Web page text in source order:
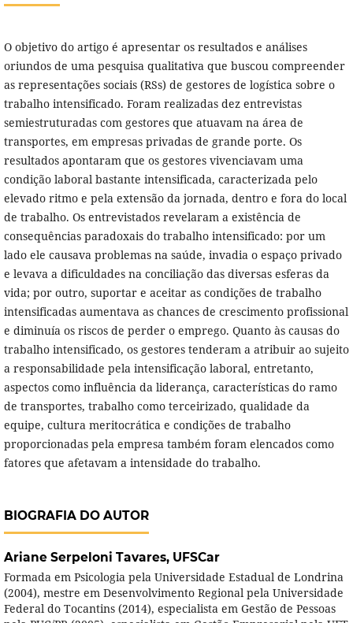
O objetivo do artigo é apresentar os resultados e análises
oriundos de uma pesquisa qualitativa que buscou compreender
as representações sociais (RSs) de gestores de logística sobre o
trabalho intensificado. Foram realizadas dez entrevistas
semiestruturadas com gestores que atuavam na área de
transportes, em empresas privadas de grande porte. Os
resultados apontaram que os gestores vivenciavam uma
condição laboral bastante intensificada, caracterizada pelo
elevado ritmo e pela extensão da jornada, dentro e fora do local
de trabalho. Os entrevistados revelaram a existência de
consequências paradoxais do trabalho intensificado: por um
lado ele causava problemas na saúde, invadia o espaço privado
e levava a dificuldades na conciliação das diversas esferas da
vida; por outro, suportar e aceitar as condições de trabalho
intensificadas aumentava as chances de crescimento profissional
e diminuía os riscos de perder o emprego. Quanto às causas do
trabalho intensificado, os gestores tenderam a atribuir ao sujeito
a responsabilidade pela intensificação laboral, entretanto,
aspectos como influência da liderança, características do ramo
de transportes, trabalho como terceirizado, qualidade da
equipe, cultura meritocrática e condições de trabalho
proporcionadas pela empresa também foram elencados como
fatores que afetavam a intensidade do trabalho.
BIOGRAFIA DO AUTOR
Ariane Serpeloni Tavares, UFSCar
Formada em Psicologia pela Universidade Estadual de Londrina
(2004), mestre em Desenvolvimento Regional pela Universidade
Federal do Tocantins (2014), especialista em Gestão de Pessoas